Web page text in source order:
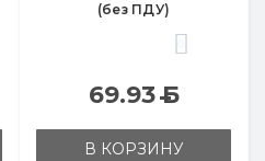
(без ПДУ)
69.93Б
В КОРЗИНУ